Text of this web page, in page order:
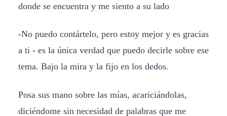
donde se encuentra y me siento a su lado
-No puedo contártelo, pero estoy mejor y es gracias
a ti - es la única verdad que puedo decirle sobre ese
tema. Bajo la mira y la fijo en los dedos.
Posa sus mano sobre las mías, acariciándolas,
diciéndome sin necesidad de palabras que me